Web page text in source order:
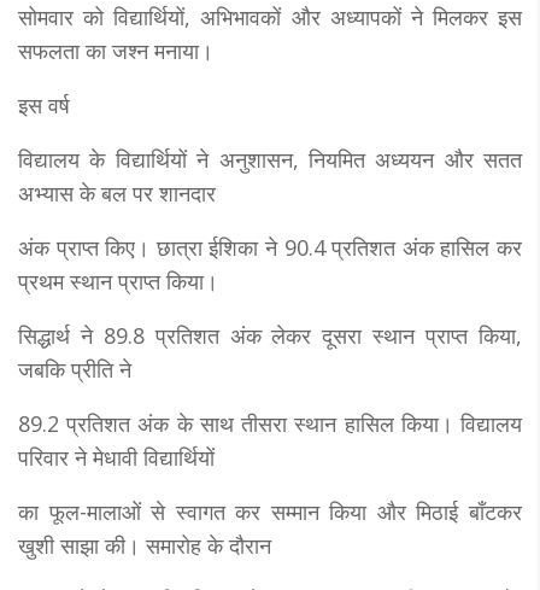
सोमवार को विद्यार्थियों, अभिभावकों और अध्यापकों ने मिलकर इस
सफलता का जश्न मनाया।
इस वर्ष
विद्यालय के विद्यार्थियों ने अनुशासन, नियमित अध्ययन और सतत
अभ्यास के बल पर शानदार
अंक प्राप्त किए। छात्रा ईशिका ने 90.4 प्रतिशत अंक हासिल कर
प्रथम स्थान प्राप्त किया।
सिद्धार्थ ने 89.8 प्रतिशत अंक लेकर दूसरा स्थान प्राप्त किया,
जबकि प्रीति ने
89.2 प्रतिशत अंक के साथ तीसरा स्थान हासिल किया। विद्यालय
परिवार ने मेधावी विद्यार्थियों
का फूल-मालाओं से स्वागत कर सम्मान किया और मिठाई बाँटकर
खुशी साझा की। समारोह के दौरान